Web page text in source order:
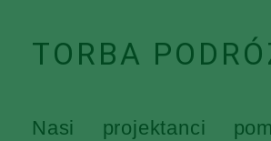
TORBA
Nasi projektanci